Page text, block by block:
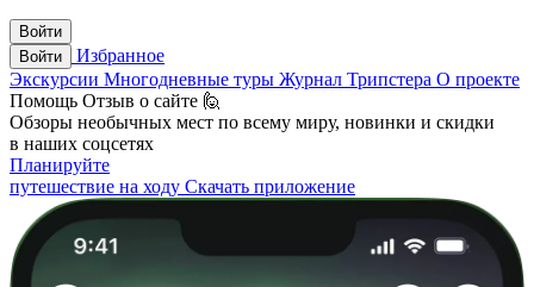
Войти
Войти
Избранное
Экскурсии Многодневные туры Журнал Трипстера О проекте
Помощь Отзыв о сайте 🙋
Обзоры необычных мест по всему миру, новинки и скидки
в наших соцсетях
Планируйте
путешествие на ходу Скачать приложение